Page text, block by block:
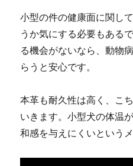
小型の件の健康面に関し
うか気にする必要もある
る機会がないなら、動物
らうと安心です。
本革も耐久性は高く、こ
いきます。小型犬の体温
和感を与えにくいという